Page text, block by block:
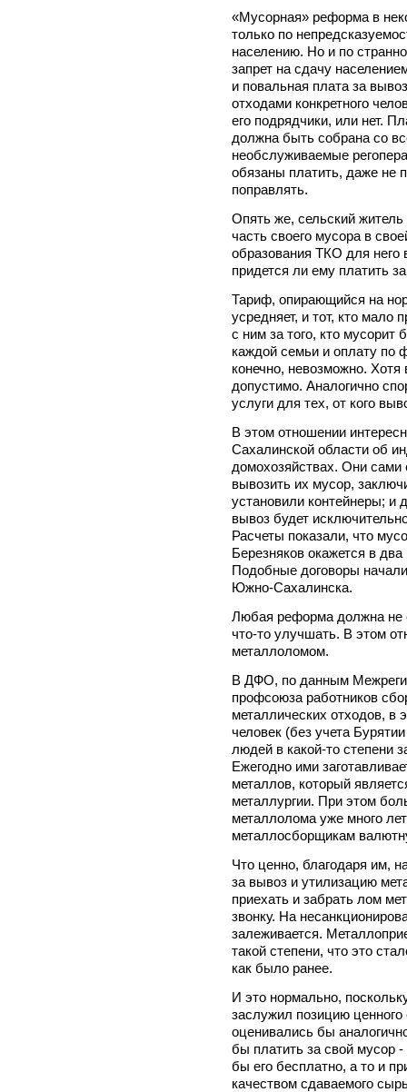
«Мусорная» реформа в
только по
населению. Но и по
запрет на сдачу
и повальная плата за
отходами конкретного
его подрядчики, или нет.
должна быть собрана со
необслуживаемые
обязаны платить, даже не
поправлять.
Опять же, сельский
часть своего мусора в
образования ТКО для него
придется ли ему платить
Тариф, опирающийся на
усредняет, и тот, кто мало
с ним за того, кто
каждой семьи и оплату по
конечно, невозможно. Хотя
допустимо. Аналогично
услуги для тех, от кого
В этом отношении
Сахалинской области об
домохозяйствах. Они сами
вывозить их мусор,
установили контейнеры; и
вывоз будет
Расчеты показали, что
Березняков окажется в
Подобные договоры
Южно-Сахалинска.
Любая реформа должна не
что-то улучшать. В этом
металлоломом.
В ДФО, по данным
профсоюза работников
металлических отходов, в
человек (без учета
людей в какой-то степени
Ежегодно ими
металлов, который
металлургии. При этом
металлолома уже много
металлосборщикам
Что ценно, благодаря им,
за вывоз и утилизацию
приехать и забрать лом
звонку. На
залеживается.
такой степени, что это
как было ранее.
И это нормально,
заслужил позицию
оценивались бы
бы платить за свой мусор
бы его бесплатно, а то и
качеством сдаваемого